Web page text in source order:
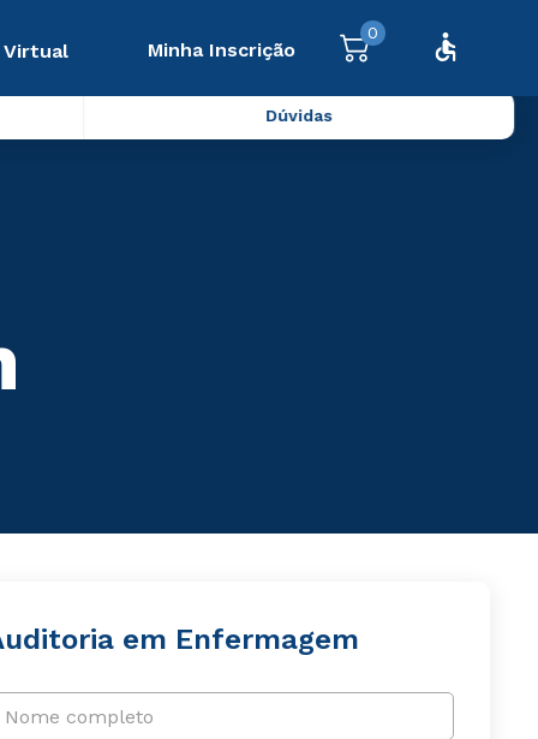
Virtual Minha Inscrição
0
Dúvidas
em Enfermagem
Nome completo